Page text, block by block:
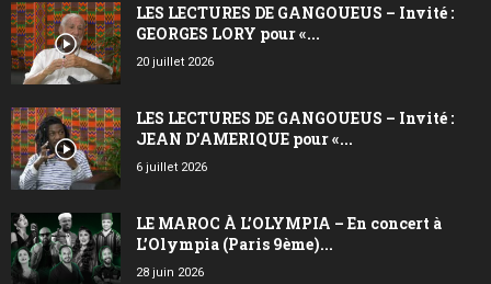
LES LECTURES DE GANGOUEUS – Invité :
GEORGES LORY pour «...
20 juillet 2026
LES LECTURES DE GANGOUEUS – Invité :
JEAN D’AMERIQUE pour «...
6 juillet 2026
LE MAROC À L’OLYMPIA – En concert à
L’Olympia (Paris 9ème)...
28 juin 2026